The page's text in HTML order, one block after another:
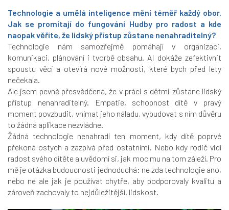
Technologie a umělá inteligence mění téměř každý obor.
Jak se promítají do fungování Hudby pro radost a kde
naopak věříte, že lidský přístup zůstane nenahraditelný?
Technologie nám samozřejmě pomáhají v organizaci,
komunikaci, plánování i tvorbě obsahu. AI dokáže zefektivnit
spoustu věcí a otevírá nové možnosti, které bych před lety
nečekala.
Ale jsem pevně přesvědčená, že v práci s dětmi zůstane lidský
přístup nenahraditelný. Empatie, schopnost dítě v pravý
moment povzbudit, vnímat jeho náladu, vybudovat s ním důvěru
to žádná aplikace nezvládne.
Žádná technologie nenahradí ten moment, kdy dítě poprvé
překoná ostych a zazpívá před ostatními. Nebo kdy rodič vidí
radost svého dítěte a uvědomí si, jak moc mu na tom záleží. Pro
mě je otázka budoucnosti jednoduchá: ne zda technologie ano,
nebo ne ale jak je používat chytře, aby podporovaly kvalitu a
zároveň zachovaly to nejdůležitější, lidskost.